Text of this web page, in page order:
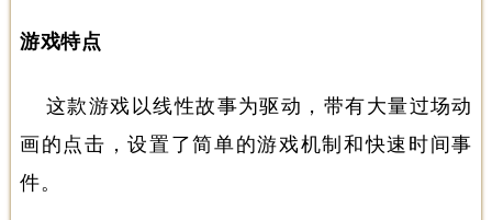
游戏特点
这款游戏以线性故事为驱动，带有大量过场动
画的点击，设置了简单的游戏机制和快速时间事
件。